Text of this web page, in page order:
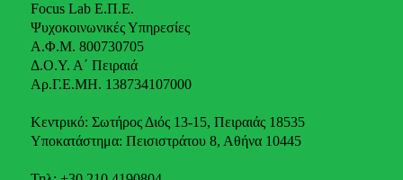
Focus Lab Ε.Π.Ε.
Ψυχοκοινωνικές Υπηρεσίες
Α.Φ.Μ. 800730705
Δ.Ο.Υ. Α΄ Πειραιά
Αρ.Γ.Ε.ΜΗ. 138734107000
Κεντρικό: Σωτήρος Διός 13-15, Πειραιάς 18535
Υποκατάστημα: Πεισιστράτου 8, Αθήνα 10445